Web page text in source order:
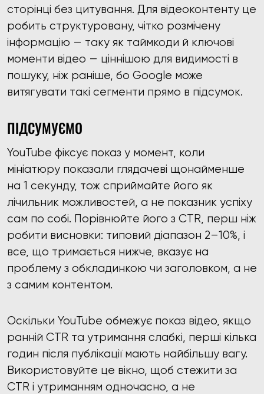
сторінці без цитування. Для відеоконтенту це
робить структуровану, чітко розмічену
інформацію — таку як таймкоди й ключові
моменти відео — ціннішою для видимості в
пошуку, ніж раніше, бо Google може
витягувати такі сегменти прямо в підсумок.
ПІДСУМУЄМО
YouTube фіксує показ у момент, коли
мініатюру показали глядачеві щонайменше
на 1 секунду, тож сприймайте його як
лічильник можливостей, а не показник успіху
сам по собі. Порівнюйте його з CTR, перш ніж
робити висновки: типовий діапазон 2–10%, і
все, що тримається нижче, вказує на
проблему з обкладинкою чи заголовком, а не
з самим контентом.
Оскільки YouTube обмежує показ відео, якщо
ранній CTR та утримання слабкі, перші кілька
годин після публікації мають найбільшу вагу.
Використовуйте це вікно, щоб стежити за
CTR і утриманням одночасно, а не